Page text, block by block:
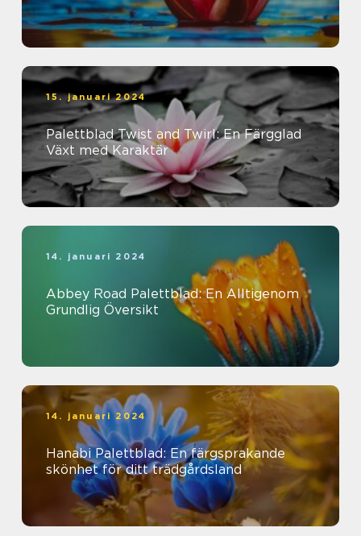
15. januari 2024
Palettblad Twist and Twirl: En Färgglad
Växt med Karaktär
14. januari 2024
Abbey Road Palettblad: En Alltigenom
Grundlig Översikt
14. januari 2024
Hanabi Palettblad: En färgsprakande
skönhet för ditt trädgårdsland